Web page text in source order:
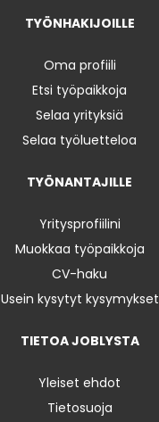
TYÖNHAKIJOILLE
Oma profiili
Etsi työpaikkoja
Selaa yrityksiä
Selaa työluetteloa
TYÖNANTAJILLE
Yritysprofiilini
Muokkaa työpaikkoja
CV-haku
Usein kysytyt kysymykset
TIETOA JOBLYSTA
Yleiset ehdot
Tietosuoja